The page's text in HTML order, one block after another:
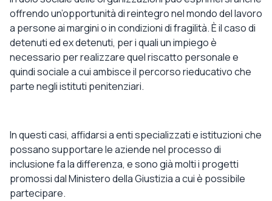
offrendoun’opportunità di reintegronel mondo del lavoro
a persone ai margini o in condizioni di fragilità. È il caso di
detenuti ed ex detenuti, per i quali un impiego è
necessario per realizzarequel riscatto personale e
quindi socialea cui ambisce il percorso rieducativo che
parte negli istituti penitenziari.
In questi casi, affidarsi a enti specializzati e istituzioniche
possano supportare le aziende nel processo di
inclusione fa la differenza, e sono già molti i progetti
promossi dal Ministero della Giustizia a cui è possibile
partecipare.